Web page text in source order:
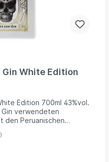
White Edition
Edition 700ml 43%vol.
verwendeten
den Peruanischen
Naturpark von
Gefühl von